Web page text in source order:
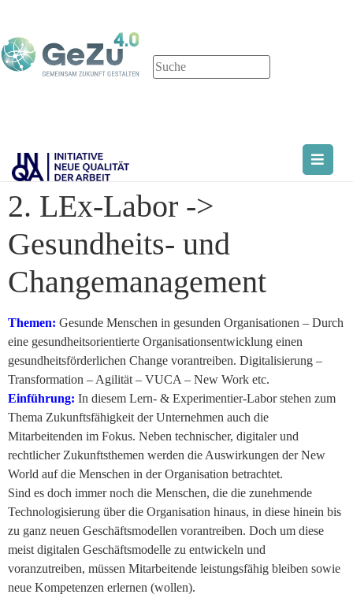
2. LEx-Labor ->
Gesundheits- und
Changemanagement
Themen: Gesunde Menschen in gesunden Organisationen – Durch
eine gesundheitsorientierte Organisationsentwicklung einen
gesundheitsförderlichen Change vorantreiben. Digitalisierung –
Transformation – Agilität – VUCA – New Work etc.
Einführung: In diesem Lern- & Experimentier-Labor stehen zum
Thema Zukunftsfähigkeit der Unternehmen auch die
Mitarbeitenden im Fokus. Neben technischer, digitaler und
rechtlicher Zukunftsthemen werden die Auswirkungen der New
World auf die Menschen in der Organisation betrachtet.
Sind es doch immer noch die Menschen, die die zunehmende
Technologisierung über die Organisation hinaus, in diese hinein bis
zu ganz neuen Geschäftsmodellen vorantreiben. Doch um diese
meist digitalen Geschäftsmodelle zu entwickeln und
voranzutreiben, müssen Mitarbeitende leistungsfähig bleiben sowie
neue Kompetenzen erlernen (wollen).